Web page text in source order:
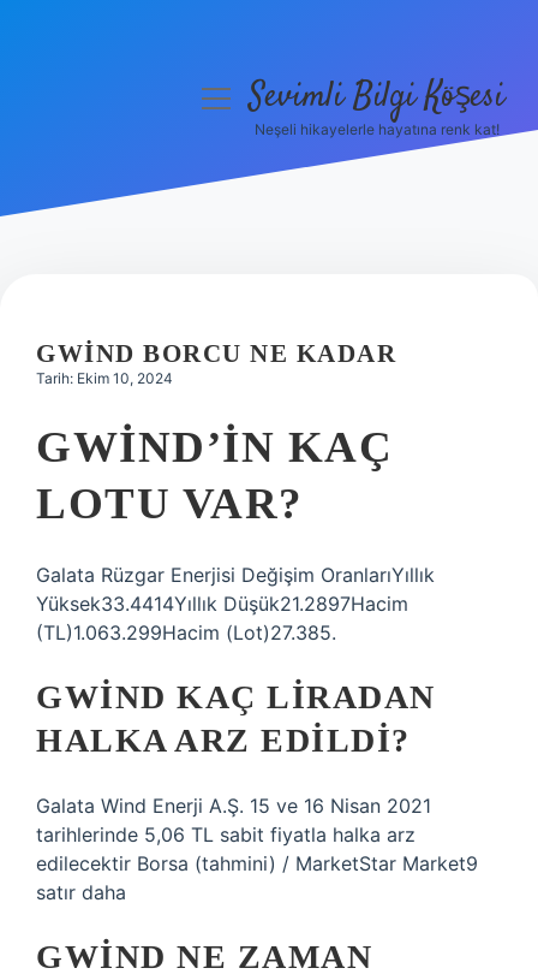
Hakkımızda
menüyüSevimli Bilgi Köşesi
Neşeli hikayelerle hayatına renk kat!
GWIND BORCU NE KADAR
Tarih: Ekim 10, 2024
GWIND’IN KAÇ
LOTU VAR?
Galata Rüzgar Enerjisi Değişim OranlarıYıllık
Yüksek33.4414Yıllık Düşük21.2897Hacim
(TL)1.063.299Hacim (Lot)27.385.
GWIND KAÇ LIRADAN
HALKA ARZ EDILDI?
Galata Wind Enerji A.Ş. 15 ve 16 Nisan 2021
tarihlerinde 5,06 TL sabit fiyatla halka arz
edilecektir Borsa (tahmini) / MarketStar Market9
satır daha
GWIND NE ZAMAN